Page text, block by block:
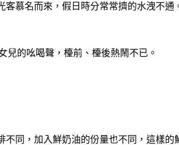
慕名而來，假日時分常常擠的水洩不通
兒的吆喝聲，檯前、檯後熱鬧不已。
同，加入鮮奶油的份量也不同，這樣